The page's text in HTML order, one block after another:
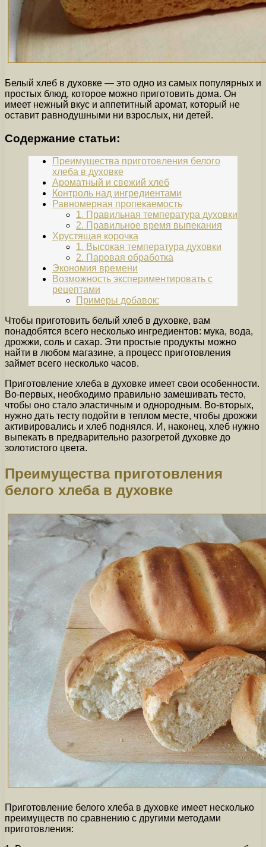
Белый хлеб в духовке — это одно из самых популярных и
простых блюд, которое можно приготовить дома. Он
имеет нежный вкус и аппетитный аромат, который не
оставит равнодушными ни взрослых, ни детей.
Содержание статьи:
Преимущества приготовления белого
хлеба в духовке
Ароматный и свежий хлеб
Контроль над ингредиентами
Равномерная пропекаемость
1. Правильная температура духовки
2. Правильное время выпекания
Хрустящая корочка
1. Высокая температура духовки
2. Паровая обработка
Экономия времени
Возможность экспериментировать с
рецептами
Примеры добавок:
Чтобы приготовить белый хлеб в духовке, вам
понадобятся всего несколько ингредиентов: мука, вода,
дрожжи, соль и сахар. Эти простые продукты можно
найти в любом магазине, а процесс приготовления
займет всего несколько часов.
Приготовление хлеба в духовке имеет свои особенности.
Во-первых, необходимо правильно замешивать тесто,
чтобы оно стало эластичным и однородным. Во-вторых,
нужно дать тесту подойти в теплом месте, чтобы дрожжи
активировались и хлеб поднялся. И, наконец, хлеб нужно
выпекать в предварительно разогретой духовке до
золотистого цвета.
Преимущества приготовления
белого хлеба в духовке
Приготовление белого хлеба в духовке имеет несколько
преимуществ по сравнению с другими методами
приготовления: